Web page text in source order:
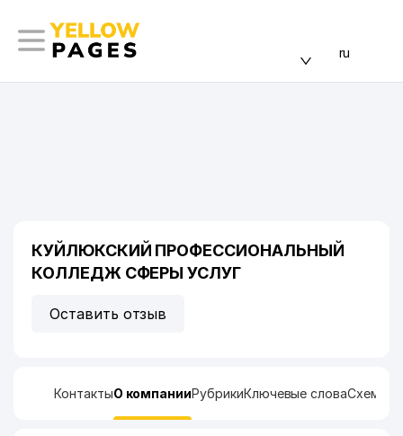
ru
КУЙЛЮКСКИЙ ПРОФЕССИОНАЛЬНЫЙ
КОЛЛЕДЖ СФЕРЫ УСЛУГ
Оставить отзыв
КонтактыО компанииРубрикиКлючевые словаСхема